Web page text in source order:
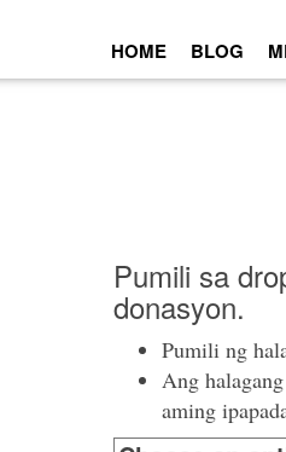
HOME BLOG
Pumili sa
donasyon.
Pumili ng
Ang
aming